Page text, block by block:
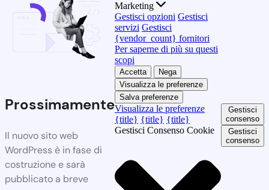
Prossimamente
Il nuovo sito web
WordPress è in fase di
costruzione e sarà
pubblicato a breve
Marketing
Gestisci opzioni Gestisci
servizi Gestisci
{vendor_count} fornitori
Per saperne di più su questi
scopi
Accetta
Nega
Visualizza le preferenze
Salva preferenze
Visualizza le preferenze
{title} {title} {title}
Gestisci Consenso Cookie
Gestisci
consenso
Gestisci
consenso